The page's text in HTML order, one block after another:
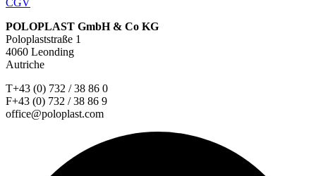
CGV
POLOPLAST GmbH & Co KG
Poloplaststraße 1
4060 Leonding
Autriche
T+43 (0) 732 / 38 86 0
F+43 (0) 732 / 38 86 9
office@poloplast.com